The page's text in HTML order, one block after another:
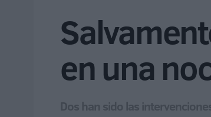
en una
Dos han sido las